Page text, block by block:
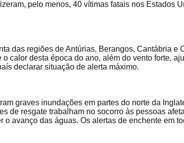
pelo menos, 40 vítimas fatais nos Estados
das regiões de Antúrias, Berangos, Cantábria e
calor desta época do ano, além do vento forte,
declarar situação de alerta máximo.
graves inundações em partes do norte da
de resgate trabalham no socorro às pessoas
o avanço das águas. Os alertas de enchente em